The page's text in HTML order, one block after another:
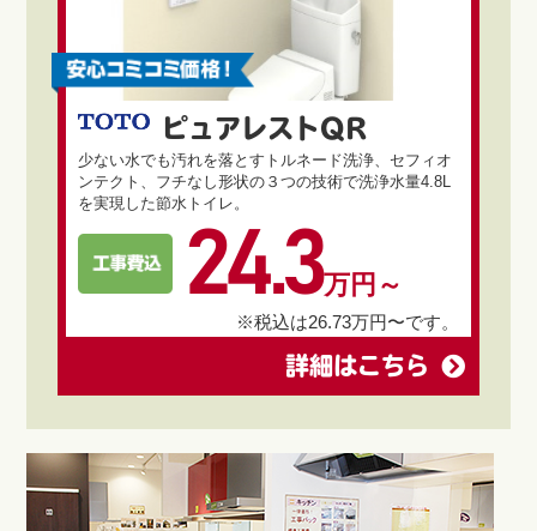
ピュアレストQR
少ない水でも汚れを落とすトルネード洗浄、セフィオ
ンテクト、フチなし形状の３つの技術で洗浄水量4.8L
を実現した節水トイレ。
24.3万円～
※税込は26.73万円〜です。
詳細はこちら